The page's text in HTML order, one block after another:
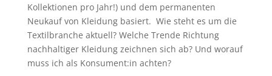
Kollektionen pro Jahr!) und dem permanenten
Neukauf von Kleidung basiert. Wie steht es um die
Textilbranche aktuell? Welche Trende Richtung
nachhaltiger Kleidung zeichnen sich ab? Und worauf
muss ich als Konsument:in achten?